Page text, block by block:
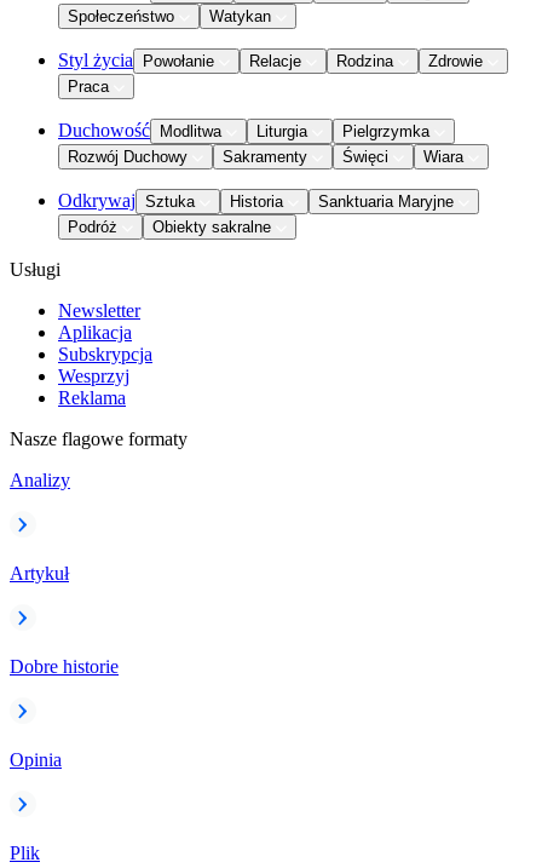
Społeczeństwo
Watykan
Styl życia Powołanie Relacje Rodzina
Zdrowie
Praca
Duchowość Modlitwa Liturgia
Pielgrzymka
Rozwój Duchowy
Sakramenty Święci Wiara
Odkrywaj Sztuka Historia
Sanktuaria Maryjne
Podróż
Obiekty sakralne
Usługi
Newsletter
Aplikacja
Subskrypcja
Wesprzyj
Reklama
Nasze flagowe formaty
Analizy
Artykuł
Dobre historie
Opinia
Plik